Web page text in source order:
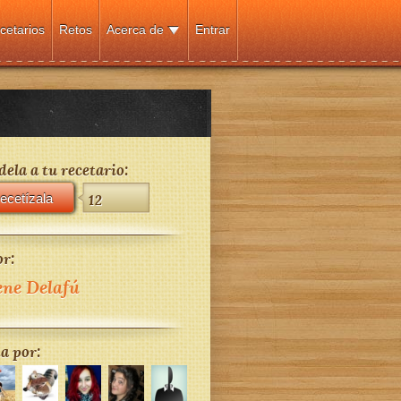
Entrar
Acerca de
Retos
a tu recetario:
12
Delafú
por: